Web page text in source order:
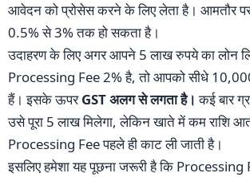
आवेदन को प्रोसेस करने के लिए लेता है। आमतौर पर
0.5% से 3% तक हो सकता है।
उदाहरण के लिए अगर आपने 5 लाख रुपये का लोन
Processing Fee 2% है, तो आपको सीधे
हैं। इसके ऊपरGST अलग से लगता है। कई बार
उसे पूरा 5 लाख मिलेगा, लेकिन खाते में कम राशि
Processing Fee पहले ही काट ली जाती है।
इसलिए हमेशा यह पूछना जरूरी है कि